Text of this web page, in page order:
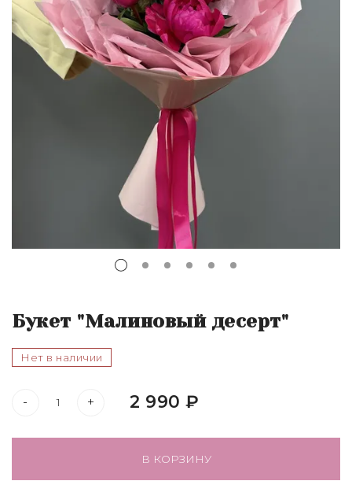
Букет "Малиновый десерт"
Нет в наличии
- + 2 990 ₽
В КОРЗИНУ